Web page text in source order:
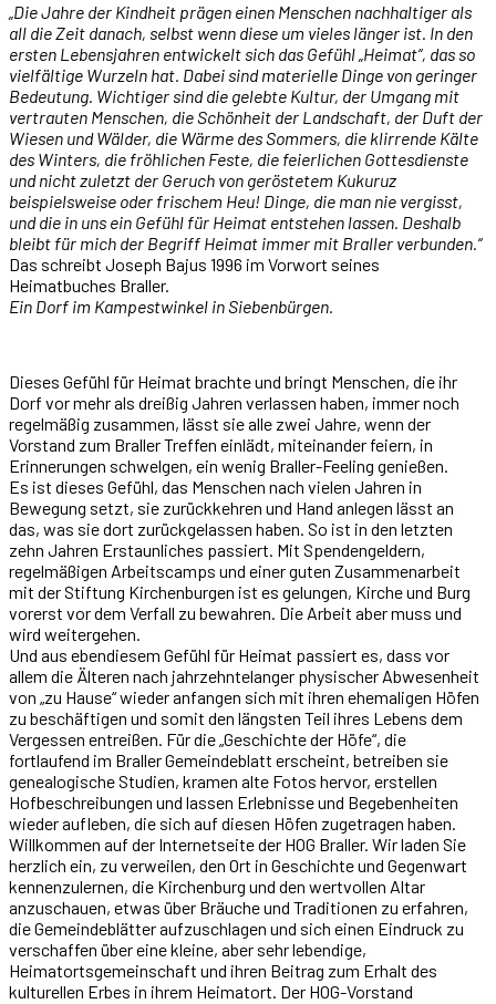
„Die Jahre der Kindheit prägen einen Menschen nachhaltiger als
all die Zeit danach, selbst wenn diese um vieles länger ist. In den
ersten Lebensjahren entwickelt sich das Gefühl „Heimat“, das so
vielfältige Wurzeln hat. Dabei sind materielle Dinge von geringer
Bedeutung. Wichtiger sind die gelebte Kultur, der Umgang mit
vertrauten Menschen, die Schönheit der Landschaft, der Duft der
Wiesen und Wälder, die Wärme des Sommers, die klirrende Kälte
des Winters, die fröhlichen Feste, die feierlichen Gottesdienste
und nicht zuletzt der Geruch von geröstetem Kukuruz
beispielsweise oder frischem Heu! Dinge, die man nie vergisst,
und die in uns ein Gefühl für Heimat entstehen lassen. Deshalb
bleibt für mich der Begriff Heimat immer mit Braller verbunden.“
Das schreibt Joseph Bajus 1996 im Vorwort seines
Heimatbuches Braller.
Ein Dorf im Kampestwinkel in Siebenbürgen.
Dieses Gefühl für Heimat brachte und bringt Menschen, die ihr
Dorf vor mehr als dreißig Jahren verlassen haben, immer noch
regelmäßig zusammen, lässt sie alle zwei Jahre, wenn der
Vorstand zum Braller Treffen einlädt, miteinander feiern, in
Erinnerungen schwelgen, ein wenig Braller-Feeling genießen.
Es ist dieses Gefühl, das Menschen nach vielen Jahren in
Bewegung setzt, sie zurückkehren und Hand anlegen lässt an
das, was sie dort zurückgelassen haben. So ist in den letzten
zehn Jahren Erstaunliches passiert. Mit Spendengeldern,
regelmäßigen Arbeitscamps und einer guten Zusammenarbeit
mit der Stiftung Kirchenburgen ist es gelungen, Kirche und Burg
vorerst vor dem Verfall zu bewahren. Die Arbeit aber muss und
wird weitergehen.
Und aus ebendiesem Gefühl für Heimat passiert es, dass vor
allem die Älteren nach jahrzehntelanger physischer Abwesenheit
von „zu Hause“ wieder anfangen sich mit ihren ehemaligen Höfen
zu beschäftigen und somit den längsten Teil ihres Lebens dem
Vergessen entreißen. Für die „Geschichte der Höfe“, die
fortlaufend im Braller Gemeindeblatt erscheint, betreiben sie
genealogische Studien, kramen alte Fotos hervor, erstellen
Hofbeschreibungen und lassen Erlebnisse und Begebenheiten
wieder aufleben, die sich auf diesen Höfen zugetragen haben.
Willkommen auf der Internetseite der HOG Braller. Wir laden Sie
herzlich ein, zu verweilen, den Ort in Geschichte und Gegenwart
kennenzulernen, die Kirchenburg und den wertvollen Altar
anzuschauen, etwas über Bräuche und Traditionen zu erfahren,
die Gemeindeblätter aufzuschlagen und sich einen Eindruck zu
verschaffen über eine kleine, aber sehr lebendige,
Heimatortsgemeinschaft und ihren Beitrag zum Erhalt des
kulturellen Erbes in ihrem Heimatort. Der HOG-Vorstand